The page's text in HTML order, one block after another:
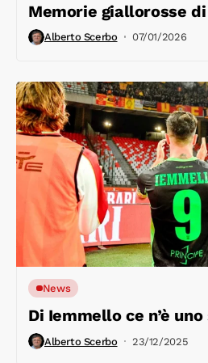
Memorie giallorosse
Alberto Scerbo 07/01/2026
News
Di Iemmello ce n’è
Alberto Scerbo 23/12/2025